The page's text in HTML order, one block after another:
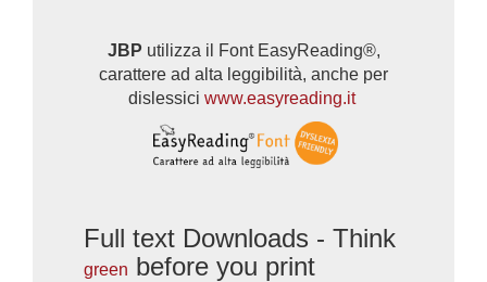
JBP utilizza il Font EasyReading®,
carattere ad alta leggibilità, anche per
dislessici www.easyreading.it
Full text Downloads - Think
green before you print